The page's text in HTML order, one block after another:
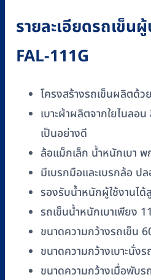
111G
แม็ก
พับ
ได้
หนัก
เบา
ชิ้น
รายละเอียดรถเข็น
FAL-111G
โครงสร้างรถเข็นผลิตด้
เบาะผ้าผลิตจากใยไนลอ
เป็นอย่างดี
ล้อแม็กเล็ก น้ำหนักเบา พ
มีเบรกมือและเบรกล้อ ป
รองรับน้ำหนักผู้ใช้งานไ
รถเข็นน้ำหนักเบาเพียง
ขนาดความกว้างรถเข็น
ขนาดความกว้างเบาะนั่ง
ขนาดความกว้างเมื่อพับร